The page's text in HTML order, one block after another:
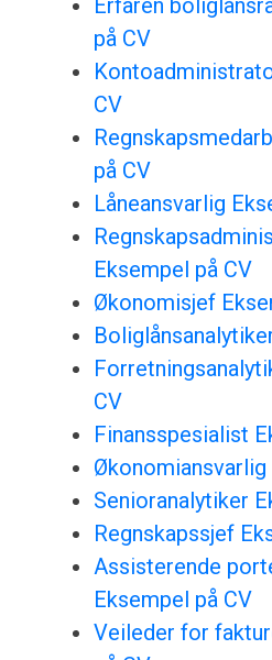
Erfaren
på CV
CV
på CV
Låneansvarlig
Eksempel på CV
Økonomisjef
CV
Finansspesialist
Økonomiansvarlig
Senioranalytiker
Regnskapssjef
Assisterende
Eksempel på CV
Veileder for